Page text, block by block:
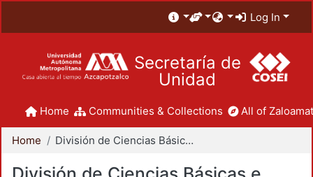
Log In
Secretaría de
Unidad
Home Communities & Collections All of
Home División de Ciencias Básicas e Ingeniería